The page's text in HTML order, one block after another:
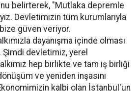
belirterek, "Mutlaka depremle
Devletimizin tüm kurumlarıyla
güven veriyor.
dayanışma içinde olması
devletimiz, yerel
hep birlikte ve tam iş birliği
ve yeniden inşasını
kalbi olan İstanbul'un